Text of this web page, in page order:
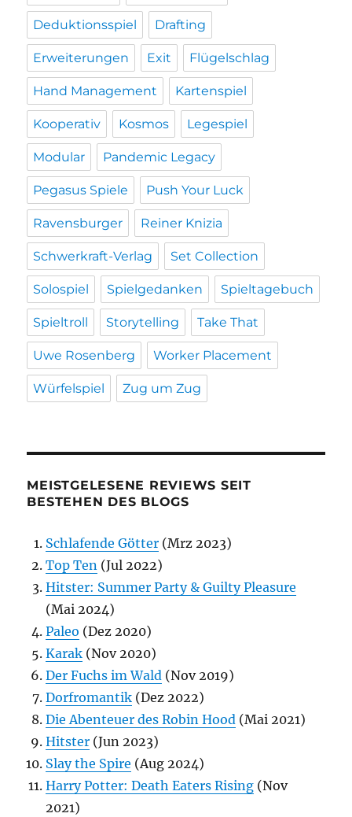
Deduktionsspiel Drafting
Erweiterungen Exit Flügelschlag
Hand Management Kartenspiel
Kooperativ Kosmos Legespiel
Modular Pandemic Legacy
Pegasus Spiele Push Your Luck
Ravensburger Reiner Knizia
Schwerkraft-Verlag Set Collection
Solospiel Spielgedanken Spieltagebuch
Spieltroll Storytelling Take That
Uwe Rosenberg Worker Placement
Würfelspiel Zug um Zug
MEISTGELESENE REVIEWS SEIT
BESTEHEN DES BLOGS
Schlafende Götter (Mrz 2023)
Top Ten (Jul 2022)
Hitster: Summer Party & Guilty Pleasure
(Mai 2024)
Paleo (Dez 2020)
Karak (Nov 2020)
Der Fuchs im Wald (Nov 2019)
Dorfromantik (Dez 2022)
Die Abenteuer des Robin Hood (Mai 2021)
Hitster (Jun 2023)
Slay the Spire (Aug 2024)
Harry Potter: Death Eaters Rising (Nov
2021)